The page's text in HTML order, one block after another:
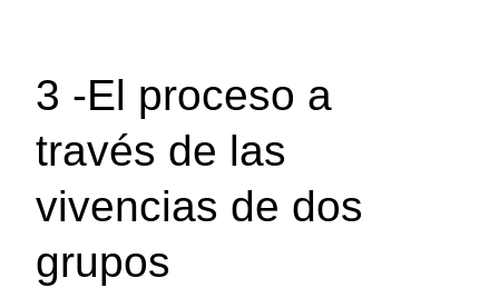
3 -El proceso a
través de las
vivencias de dos
grupos